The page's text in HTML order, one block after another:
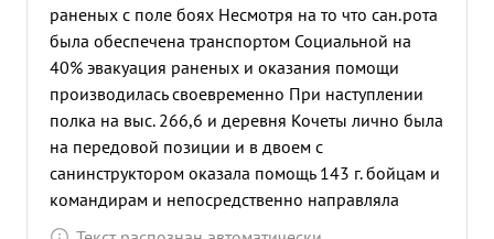
раненых с поле боях Несмотря на то что сан.рота
была обеспечена транспортом Социальной на
40% эвакуация раненых и оказания помощи
производилась своевременно При наступлении
полка на выс. 266,6 и деревня Кочеты лично была
на передовой позиции и в двоем с
санинструктором оказала помощь 143 г. бойцам и
командирам и непосредственно направляла
раненых медсанват используя проходящий